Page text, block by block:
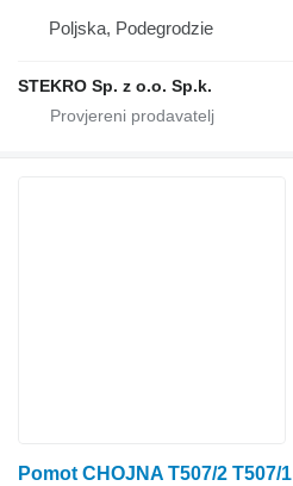
Poljska, Podegrodzie
STEKRO Sp. z o.o. Sp.k.
Pomot CHOJNA T507/2 T507/1